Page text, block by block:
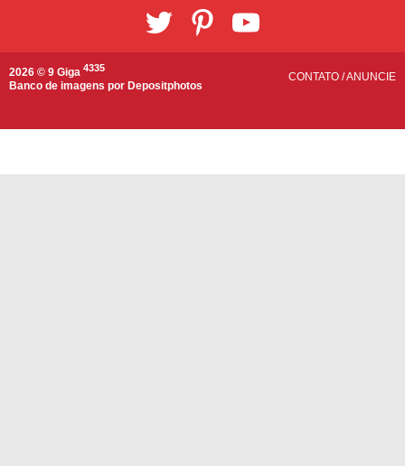
2026 © 9 Giga 4335
Banco de imagens por Depositphotos
CONTATO /ANUNCIE